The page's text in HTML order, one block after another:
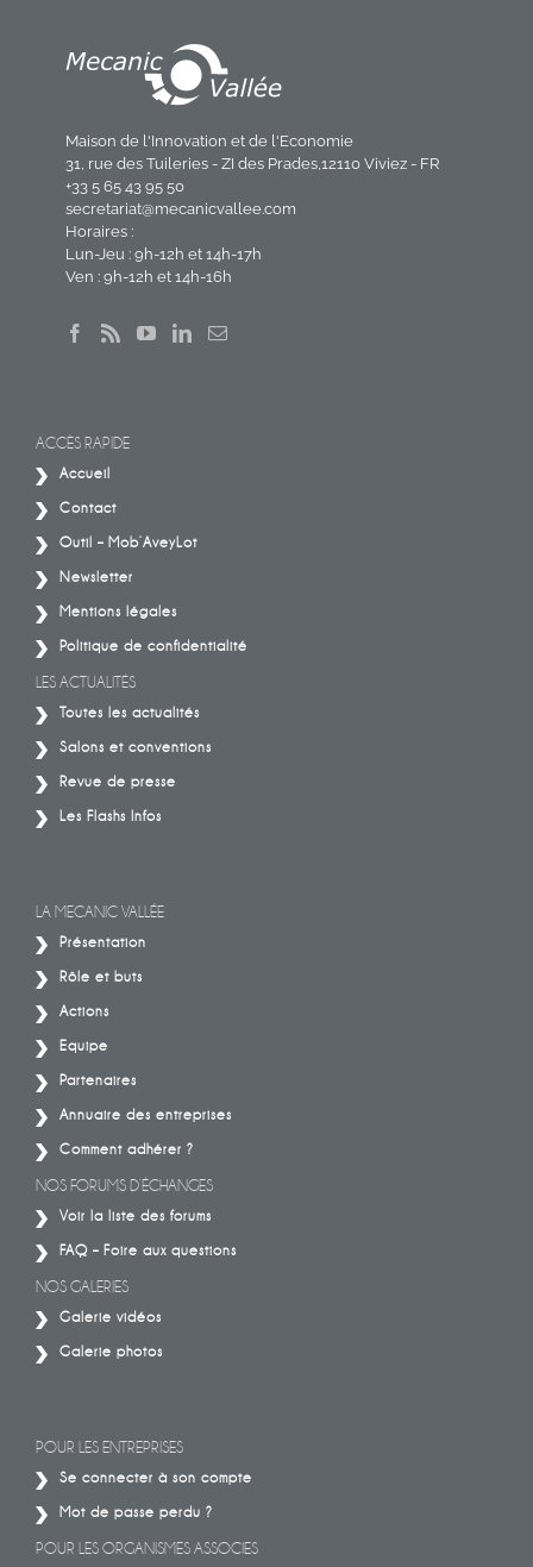
Maison de l'Innovation et de l'Economie
31, rue des Tuileries - ZI des Prades,12110 Viviez - FR
+33 5 65 43 95 50
secretariat@mecanicvallee.com
Horaires :
Lun-Jeu : 9h-12h et 14h-17h
Ven : 9h-12h et 14h-16h
ACCÈS RAPIDE
Accueil
Contact
Outil – Mob’AveyLot
Newsletter
Mentions légales
Politique de confidentialité
LES ACTUALITÉS
Toutes les actualités
Salons et conventions
Revue de presse
Les Flashs Infos
LA MECANIC VALLÉE
Présentation
Rôle et buts
Actions
Equipe
Partenaires
Annuaire des entreprises
Comment adhérer ?
NOS FORUMS D’ÉCHANGES
Voir la liste des forums
FAQ – Foire aux questions
NOS GALERIES
Galerie vidéos
Galerie photos
POUR LES ENTREPRISES
Se connecter à son compte
Mot de passe perdu ?
POUR LES ORGANISMES ASSOCIES